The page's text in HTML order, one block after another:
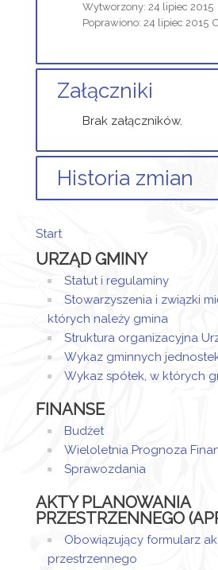
Wytworzony: 24 lipiec 2015
Poprawiono: 24 lipiec 2015
Załączniki
Brak załączników.
Historia zmian
Start
URZĄD GMINY
Statut i regulaminy
Stowarzyszenia i związki
których należy gmina
Struktura organizacyjna
Wykaz gminnych
Wykaz spółek, w których
FINANSE
Budżet
Wieloletnia Prognoza
Sprawozdania
AKTY PLANOWANIA
PRZESTRZENNEGO
Obowiązujący formularz
przestrzennego